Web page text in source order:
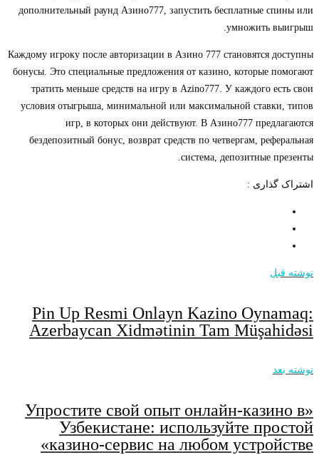
дополнительный раунд Азино777, запустить бесплатные спины или
умножить выигрыш.
Каждому игроку после авторизации в Азино 777 становятся доступны
бонусы. Это специальные предложения от казино, которые помогают
тратить меньше средств на игру в Azino777. У каждого есть свои
условия отыгрыша, минимальной или максимальной ставки, типов
игр, в которых они действуют. В Азино777 предлагаются
бездепозитный бонус, возврат средств по четвергам, реферальная
система, депозитные презенты.
اشتراک گذاری :
نوشته قبل
Pin Up Resmi Onlayn Kazino Oynamaq:
Azerbaycan Xidmətinin Tam Müşahidəsi
نوشته بعد
«Упростите свой опыт онлайн-казино в
Узбекистане: используйте простой
казино-сервис на любом устройстве»